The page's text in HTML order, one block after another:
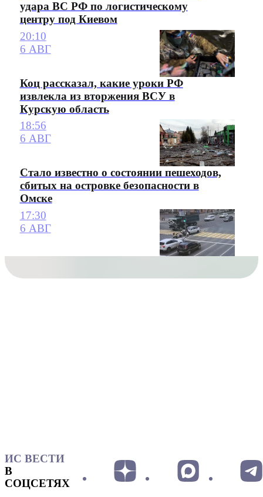
удара ВС РФ по логистическому
центру под Киевом
20:10
6 АВГ
Коц рассказал, какие уроки РФ
извлекла из вторжения ВСУ в
Курскую область
18:56
6 АВГ
Стало известно о состоянии пешеходов,
сбитых на островке безопасности в
Омске
17:30
6 АВГ
ИС ВЕСТИ
В
СОЦСЕТЯХ